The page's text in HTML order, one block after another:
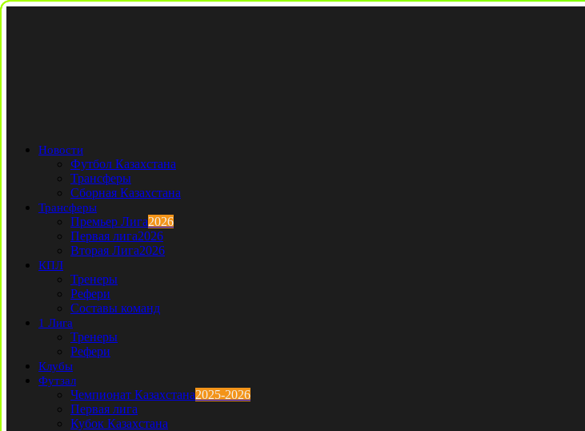
Новости
Футбол Казахстана
Трансферы
Сборная Казахстана
Трансферы
Премьер Лига2026
Первая лига2026
Вторая Лига2026
КПЛ
Тренеры
Рефери
Составы команд
1 Лига
Тренеры
Рефери
Клубы
Футзал
Чемпионат Казахстана2025-2026
Первая лига
Кубок Казахстана